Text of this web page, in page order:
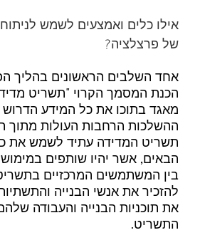
אילו כלים ואמצעים לשמש
של פרצלציה?
אחד השלבים הראשונים בהליך
הכנת המסמך הקרוי "תשריט
מאגד בתוכו את כל המידע הדרוש
ההשלכות הרחבות העולות מתוך
תשריט המדידה עתיד לשמש את
הבאים, אשר יהיו שותפים
בין המשתמשים המרכזיים
להזכיר את אנשי הבנייה
את תוכניות הבנייה והעבודה
התשריט.